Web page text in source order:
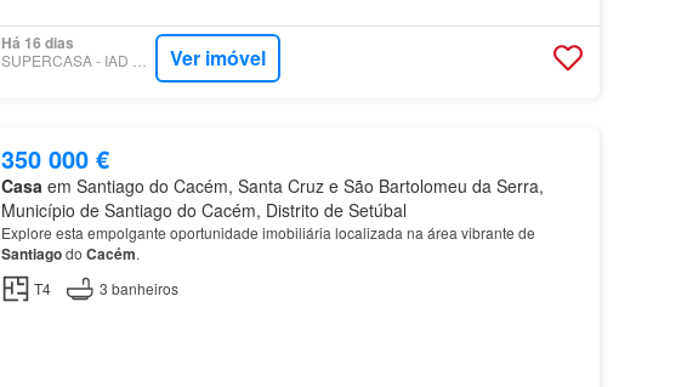
Há 16 dias
SUPERCASA - IAD PORTUGAL Ver imóvel
350 000 €
Casa em Santiago do Cacém, Santa Cruz e São Bartolomeu da Serra,
Município de Santiago do Cacém, Distrito de Setúbal
Explore esta empolgante oportunidade imobiliária localizada na área vibrante de
Santiagodo Cacém.
T4
3 banheiros